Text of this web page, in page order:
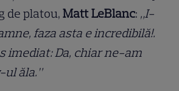
de platou,Matt LeBlanc: „I-
faza asta e incredibilă!.
imediat: Da, chiar ne-am
ăla.”